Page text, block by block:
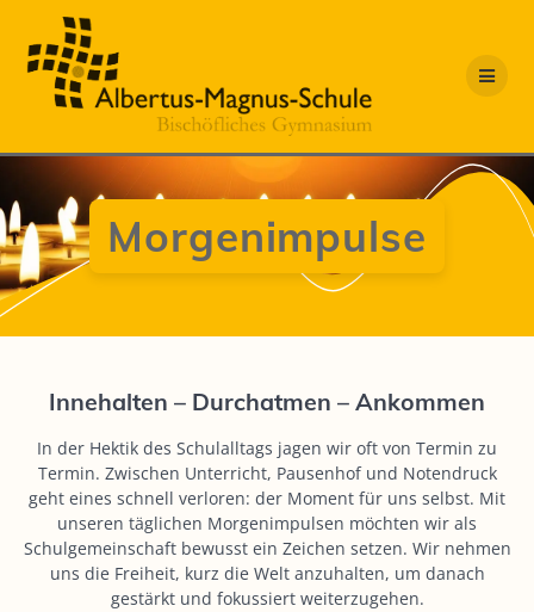
Morgenimpulse
Innehalten – Durchatmen – Ankommen
In der Hektik des Schulalltags jagen wir oft von Termin zu
Termin. Zwischen Unterricht, Pausenhof und Notendruck
geht eines schnell verloren: der Moment für uns selbst. Mit
unseren täglichen Morgenimpulsen möchten wir als
Schulgemeinschaft bewusst ein Zeichen setzen. Wir nehmen
uns die Freiheit, kurz die Welt anzuhalten, um danach
gestärkt und fokussiert weiterzugehen.